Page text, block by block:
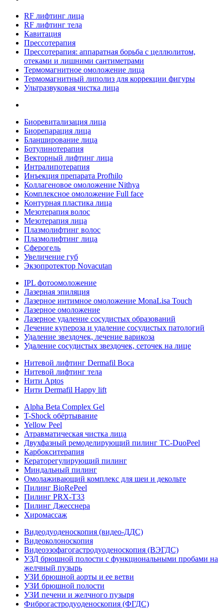
RF лифтинг лица
RF лифтинг тела
Кавитация
Прессотерапия
Прессотерапия: аппаратная борьба с целлюлитом,
отеками и лишними сантиметрами
Термомагнитное омоложение лица
Термомагнитный липолиз для коррекции фигуры
Ультразвуковая чистка лица
Биоревитализация лица
Биорепарация лица
Бланширование лица
Ботулинотерапия
Векторный лифтинг лица
Интралипотерапия
Инъекция препарата Profhilo
Коллагеновое омоложение Nithya
Комплексное омоложение Full face
Контурная пластика лица
Мезотерапия волос
Мезотерапия лица
Плазмолифтинг волос
Плазмолифтинг лица
Сферогель
Увеличение губ
Экзопротектор Novacutan
IPL фотоомоложение
Лазерная эпиляция
Лазерное интимное омоложение MonaLisa Touch
Лазерное омоложение
Лазерное удаление сосудистых образований
Лечение купероза и удаление сосудистых патологий
Удаление звездочек, лечение варикоза
Удаление сосудистых звездочек, сеточек на лице
Нитевой лифтинг Dermafil Boca
Нитевой лифтинг тела
Нити Aptos
Нити Dermafil Happy lift
Alpha Beta Complex Gel
T-Shock обёртывание
Yellow Peel
Атравматическая чистка лица
Двухфазный ремоделирующий пилинг TC-DuoPeel
Карбокситерапия
Кераторегулирующий пилинг
Миндальный пилинг
Омолаживающий комплекс для шеи и декольте
Пилинг BioRePeel
Пилинг PRX-T33
Пилинг Джесснера
Хиромассаж
Видеодуоденоскопия (видео-ДДС)
Видеоколоноскопия
Видеоэзофагогастродуоденоскопия (ВЭГДС)
УЗД брюшной полости с функциональными пробами на
желчный пузырь
УЗИ брюшной аорты и ее ветви
УЗИ брюшной полости
УЗИ печени и желчного пузыря
Фиброгастродуоденоскопия (ФГДС)